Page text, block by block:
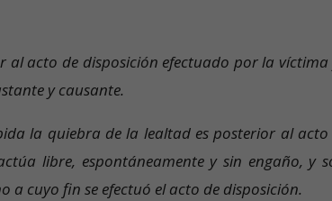
al acto de disposición efectuado por la
y causante.
la quiebra de la lealtad es posterior al acto
libre, espontáneamente y sin engaño, y
a cuyo fin se efectuó el acto de disposición.